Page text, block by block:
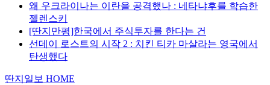
왜 우크라이나는 이란을 공격했나 : 네타냐후를 학습한
젤렌스키
[딴지만평]한국에서 주식투자를 한다는 건
선데이 로스트의 시작 2 : 치킨 티카 마살라는 영국에서
탄생했다
딴지일보 HOME